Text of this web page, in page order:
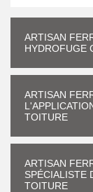
ARTISAN
HYDROFUGE
ARTISAN
TOITURE
ARTISAN
SPÉCIALISTE
TOITURE